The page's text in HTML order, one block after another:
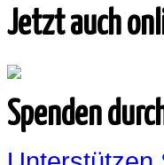
Jetzt auch
Spenden